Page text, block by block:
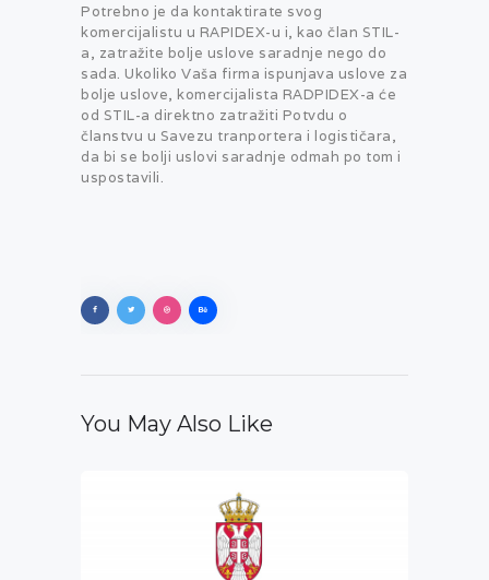
Potrebno je da kontaktirate svog
komercijalistu u RAPIDEX-u i, kao član STIL-
a, zatražite bolje uslove saradnje nego do
sada. Ukoliko Vaša firma ispunjava uslove za
bolje uslove, komercijalista RADPIDEX-a će
od STIL-a direktno zatražiti Potvdu o
članstvu u Savezu tranportera i logističara,
da bi se bolji uslovi saradnje odmah po tom i
uspostavili.
You May Also Like